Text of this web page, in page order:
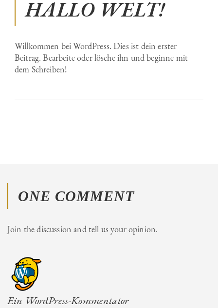
HALLO WELT!
Willkommen bei WordPress. Dies ist dein erster
Beitrag. Bearbeite oder lösche ihn und beginne mit
dem Schreiben!
ONE COMMENT
Join the discussion and tell us your opinion.
Ein WordPress-Kommentatorsays: